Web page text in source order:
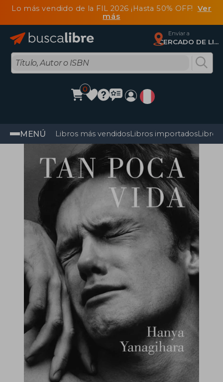
Lo más vendido de la FIL 2026 ¡Hasta 50% OFF! Ver
más
Enviar a
CERCADO DE LIMA, Lima
0
MENÚ Libros más vendidosLibros importadosLibros